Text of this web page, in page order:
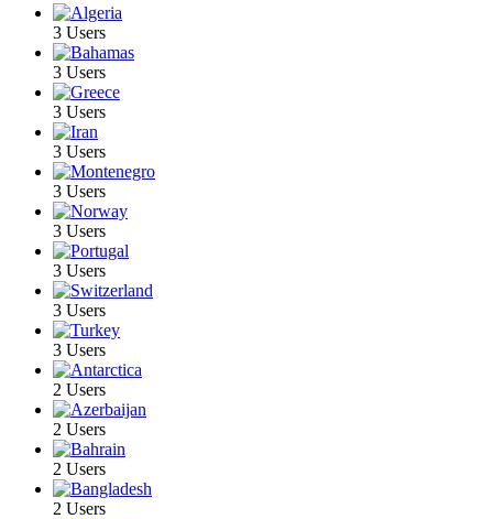
3 Users
3 Users
3 Users
3 Users
3 Users
3 Users
3 Users
3 Users
3 Users
2 Users
2 Users
2 Users
2 Users